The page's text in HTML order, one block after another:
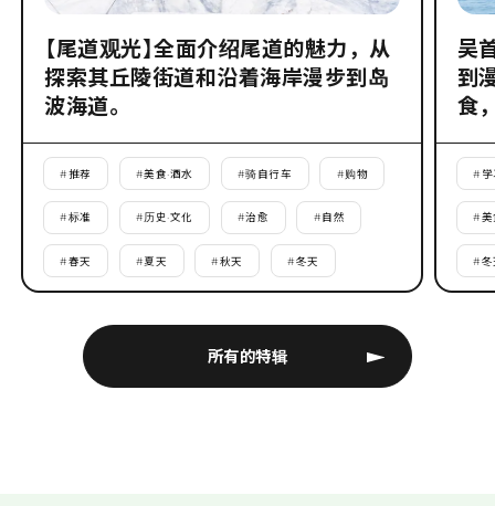
所有的特辑
【尾道观光】全面介绍尾道的魅力，从
探索其丘陵街道和沿着海岸漫步到岛
波海道。
#推荐 #美食·酒水 #骑自行车 #购物
#标准 #历史·文化 #治愈 #自然
#春天 #夏天 #秋天 #冬天
吴
到
食
# 学
#美
#冬